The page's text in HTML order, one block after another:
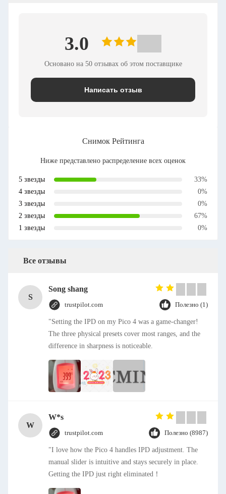
3.0
Основано на 50 отзывах об этом поставщике
Написать отзыв
Снимок Рейтинга
Ниже представлено распределение всех оценок
5 звезды
33%
4 звезды
0%
3 звезды
0%
2 звезды
67%
1 звезды
0%
Все отзывы
S
Song shang
trustpilot.com Полезно (1)
"Setting the IPD on my Pico 4 was a game-changer!
The three physical presets cover most ranges, and the
difference in sharpness is noticeable.
W
W*s
trustpilot.com Полезно (8987)
"I love how the Pico 4 handles IPD adjustment. The
manual slider is intuitive and stays securely in place.
Getting the IPD just right eliminated！